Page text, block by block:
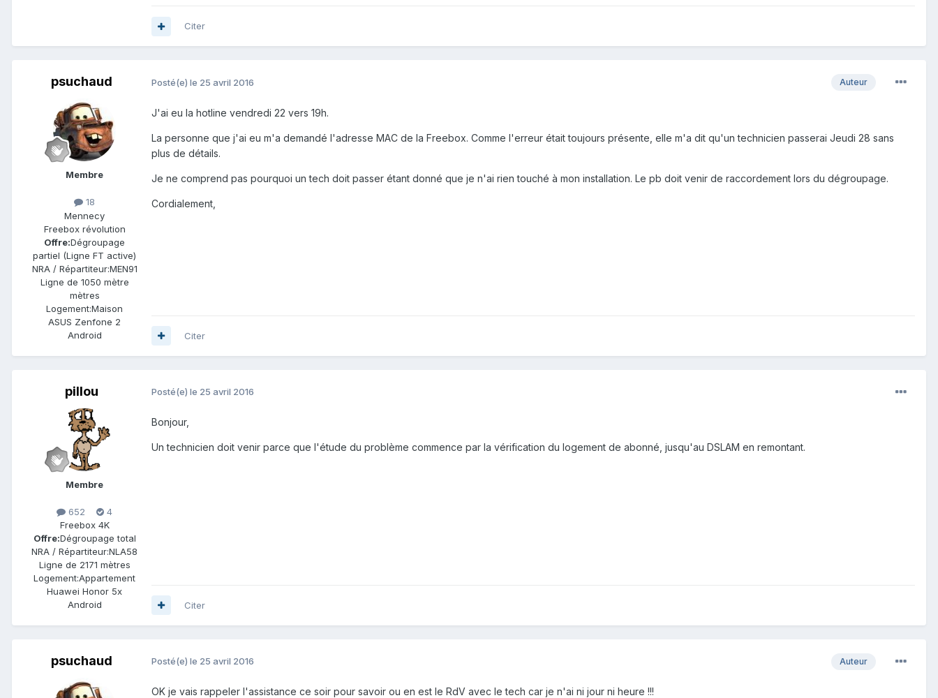
Citer
psuchaud
Membre
18
Mennecy
Freebox révolution
Offre:Dégroupage
partiel (Ligne FT active)
NRA / Répartiteur:MEN91
Ligne de 1050 mètre
mètres
Logement:Maison
ASUS Zenfone 2
Android
Auteur
Posté(e) le 25 avril 2016
J'ai eu la hotline vendredi 22 vers 19h.
La personne que j'ai eu m'a demandé l'adresse MAC de la Freebox. Comme l'erreur était toujours présente, elle m'a dit qu'un technicien passerai Jeudi 28 sans
plus de détails.
Je ne comprend pas pourquoi un tech doit passer étant donné que je n'ai rien touché à mon installation. Le pb doit venir de raccordement lors du dégroupage.
Cordialement,
Citer
pillou
Membre
652
4
Freebox 4K
Offre:Dégroupage total
NRA / Répartiteur:NLA58
Ligne de 2171 mètres
Logement:Appartement
Huawei Honor 5x
Android
Posté(e) le 25 avril 2016
Bonjour,
Un technicien doit venir parce que l'étude du problème commence par la vérification du logement de abonné, jusqu'au DSLAM en remontant.
Citer
psuchaud Auteur
Posté(e) le 25 avril 2016
OK je vais rappeler l'assistance ce soir pour savoir ou en est le RdV avec le tech car je n'ai ni jour ni heure !!!